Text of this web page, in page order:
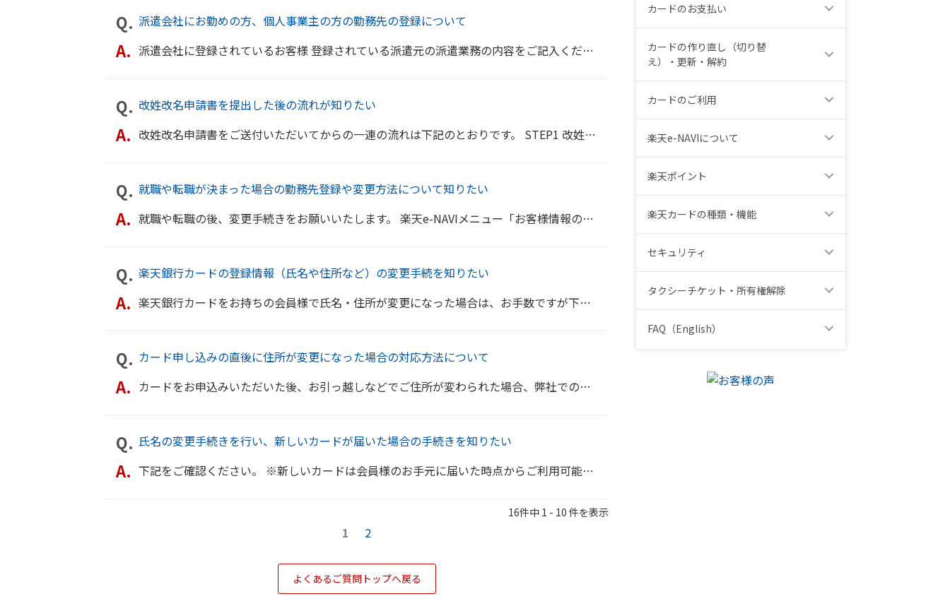
カードのお支払い
カードの作り直し（切り替
え）・更新・解約
カードのご利用
楽天e-NAVIについて
楽天ポイント
楽天カードの種類・機能
セキュリティ
タクシーチケット・所有権解除
FAQ（English）
派遣会社にお勤めの方、個人事業主の方の勤務先の登録について
派遣会社に登録されているお客様 登録されている派遣元の派遣業務の内容をご記入ください。 また、日々勤務地が変わられる場合も同様に、派遣元の派遣業務の内容をご記入くださ...
改姓改名申請書を提出した後の流れが知りたい
改姓改名申請書をご送付いただいてからの一連の流れは下記のとおりです。 STEP1 改姓改名申請書の提出 返信用封筒に改姓改名申請書を同封のうえ、ご返送をお願いいた...
就職や転職が決まった場合の勤務先登録や変更方法について知りたい
就職や転職の後、変更手続きをお願いいたします。 楽天e-NAVIメニュー「お客様情報の照会・変更」にて承っております。 ※そのほかご住所の変更などもございましたら、あわせ...
楽天銀行カードの登録情報（氏名や住所など）の変更手続を知りたい
楽天銀行カードをお持ちの会員様で氏名・住所が変更になった場合は、お手数ですが下記のお手続きをお願いいたします。 氏名のご変更について 楽天銀行ホームページより氏名の変...
カード申し込みの直後に住所が変更になった場合の対応方法について
カードをお申込みいただいた後、お引っ越しなどでご住所が変わられた場合、弊社でのカード審査状況により対応が異なります。 カード発行前だった場合 お客様からご連絡頂い...
氏名の変更手続きを行い、新しいカードが届いた場合の手続きを知りたい
下記をご確認ください。 ※新しいカードは会員様のお手元に届いた時点からご利用可能です。 携帯電話やインターネットご利用料金など、継続的なお支払いにカードをご利用の...
16件中 1 - 10 件を表示
1 2
よくあるご質問トップへ戻る